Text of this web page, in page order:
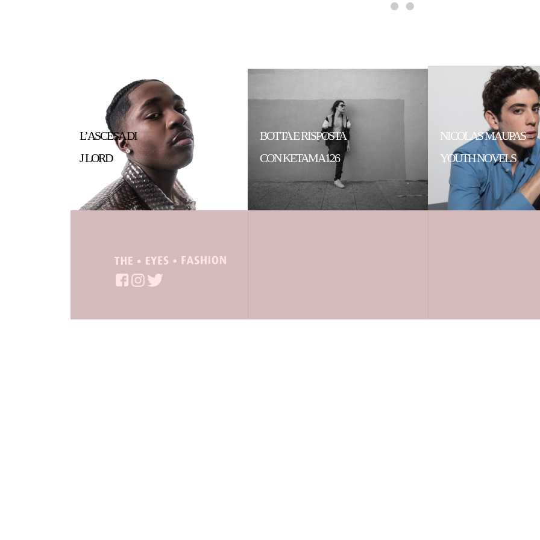
L’ASCESA DI
J LORD
BOTTA E RISPOSTA
CON KETAMA126
NICOLAS MAUPAS –
YOUTH NOVELS